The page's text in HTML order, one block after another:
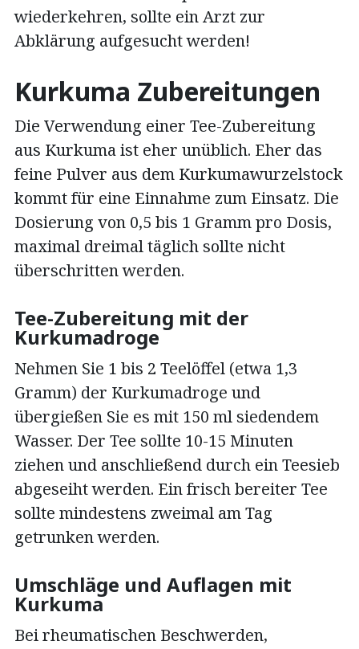
wiederkehren, sollte ein Arzt zur
Abklärung aufgesucht werden!
Kurkuma Zubereitungen
Die Verwendung einer Tee-Zubereitung
aus Kurkuma ist eher unüblich. Eher das
feine Pulver aus dem Kurkumawurzelstock
kommt für eine Einnahme zum Einsatz. Die
Dosierung von 0,5 bis 1 Gramm pro Dosis,
maximal dreimal täglich sollte nicht
überschritten werden.
Tee-Zubereitung mit der
Kurkumadroge
Nehmen Sie 1 bis 2 Teelöffel (etwa 1,3
Gramm) der Kurkumadroge und
übergießen Sie es mit 150 ml siedendem
Wasser. Der Tee sollte 10-15 Minuten
ziehen und anschließend durch ein Teesieb
abgeseiht werden. Ein frisch bereiter Tee
sollte mindestens zweimal am Tag
getrunken werden.
Umschläge und Auflagen mit
Kurkuma
Bei rheumatischen Beschwerden,